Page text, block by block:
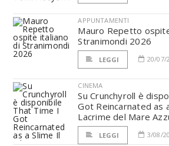
APPUNTAMENTI
Mauro Repetto
Stranimondi 2026
LEGGI 20/07/
CINEMA
Su Crunchyroll è
Got Reincarnated as
Lacrime del Mare
LEGGI
3/08/